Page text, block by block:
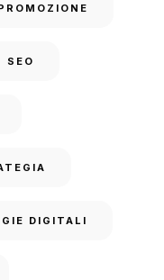
SEO
DIGITALI